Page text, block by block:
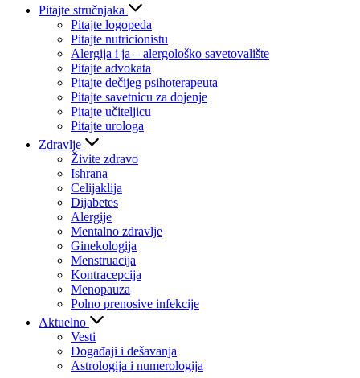
Pitajte stručnjaka
Pitajte logopeda
Pitajte nutricionistu
Alergija i ja – alergološko savetovalište
Pitajte advokata
Pitajte dečijeg psihoterapeuta
Pitajte savetnicu za dojenje
Pitajte učiteljicu
Pitajte urologa
Zdravlje
Živite zdravo
Ishrana
Celijaklija
Dijabetes
Alergije
Mentalno zdravlje
Ginekologija
Menstruacija
Kontracepcija
Menopauza
Polno prenosive infekcije
Aktuelno
Vesti
Događaji i dešavanja
Astrologija i numerologija